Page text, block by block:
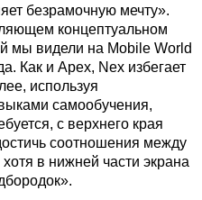
безрамочную мечту».
концептуальном
мы видели на Mobile World
Как и Apex, Nex избегает
используя
самообучения,
с верхнего края
соотношения между
в нижней части экрана